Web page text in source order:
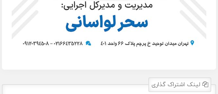
لینک اشتراک گذاری